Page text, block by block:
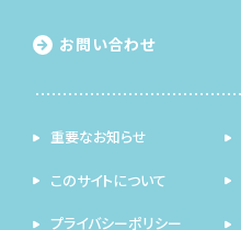
お問い合わせ
重要なお知らせ
このサイトについて
プライバシーポリシー